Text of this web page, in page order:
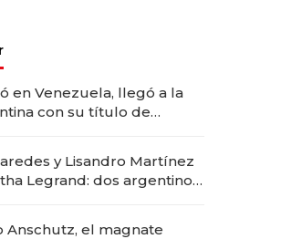
en Venezuela, llegó a la
con su título de
"fast premium"
y Lisandro Martínez
Legrand: dos argentinos
Anschutz, el magnate